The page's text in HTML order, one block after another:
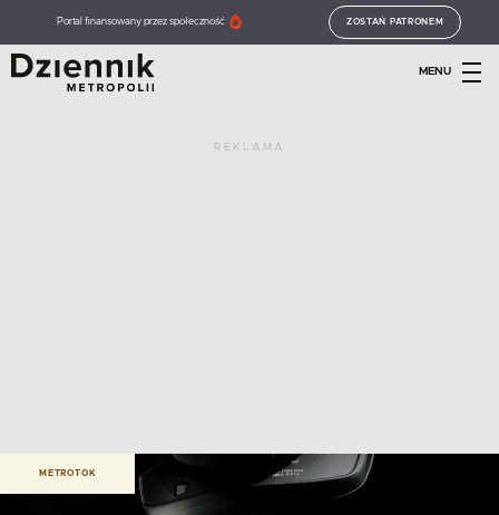
Portal finansowany przez społeczność ZOSTAŃ PATRONEM
MENU
REKLAMA
METROTOK